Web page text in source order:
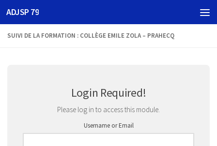
Skip to content
ADJSP 79
SUIVI DE LA FORMATION : COLLÈGE EMILE ZOLA – PRAHECQ
Login Required!
Please log in to access this module.
Username or Email